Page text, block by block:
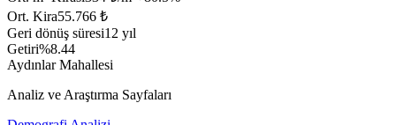
Ort. Kira55.766 ₺
Geri dönüş süresi12 yıl
Getiri%8.44
Aydınlar Mahallesi
Analiz ve Araştırma Sayfaları